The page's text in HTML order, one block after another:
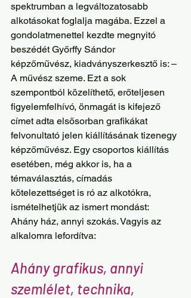
spektrumban a legváltozatosabb
alkotásokat foglalja magába. Ezzel a
gondolatmenettel kezdte megnyitó
beszédét Győrffy Sándor
képzőművész, kiadványszerkesztő is: –
A művész szeme. Ezt a sok
szempontból közelíthető, erőteljesen
figyelemfelhívó, önmagát is kifejező
címet adta elsősorban grafikákat
felvonultató jelen kiállításának tizenegy
képzőművész. Egy csoportos kiállítás
esetében, még akkor is, ha a
témaválasztás, címadás
kötelezettséget is ró az alkotókra,
ismételhetjük az ismert mondást:
Ahány ház, annyi szokás. Vagyis az
alkalomra lefordítva:
Ahány grafikus, annyi
szemlélet, technika,